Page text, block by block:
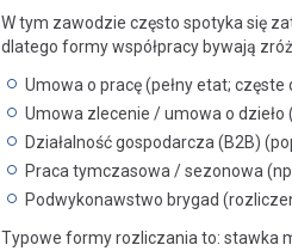
W tym zawodzie często spotyka się
dlatego formy współpracy bywają
Umowa o pracę (pełny etat;
Umowa zlecenie / umowa o
Działalność gospodarcza (B2B)
Praca tymczasowa / sezonowa
Podwykonawstwo brygad
Typowe formy rozliczania to: stawka